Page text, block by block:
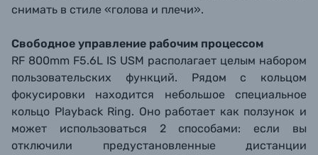
снимать в стиле «голова и плечи».
Свободное управление рабочим процессом
RF 800mm F5.6L IS USM располагает целым набором
пользовательских функций. Рядом с кольцом
фокусировки находится небольшое специальное
кольцо Playback Ring. Оно работает как ползунок и
может использоваться 2 способами: если вы
отключили предустановленные дистанции